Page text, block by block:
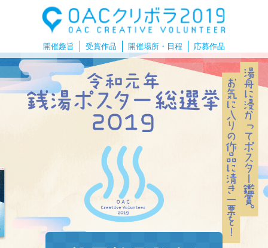
開催趣旨 受賞作品 開催場所・日程 応募作品